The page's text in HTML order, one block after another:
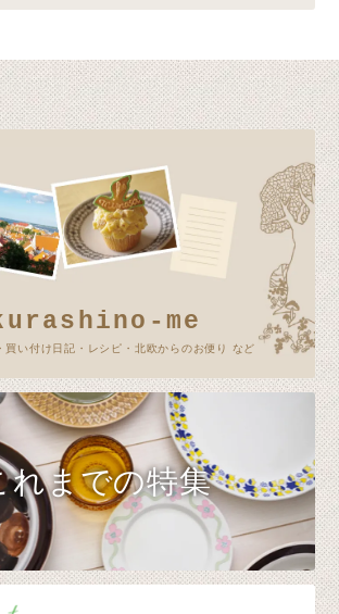
me
買い付け日記・レシピ・北欧からのお便り など
れまでの特集